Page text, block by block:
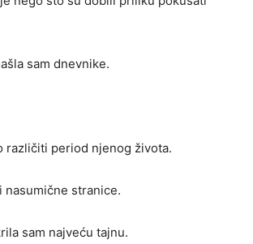
sam dnevnike.
različiti period njenog života.
nasumične stranice.
sam najveću tajnu.